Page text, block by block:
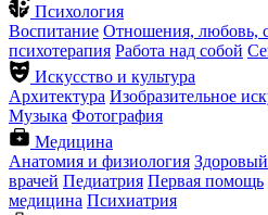
Психология
Воспитание Отношения, любовь,
психотерапия Работа над собой
Искусство и культура
Архитектура Изобразительное
Музыка Фотография
Медицина
Анатомия и физиология
врачей Педиатрия Первая помощь
медицина Психиатрия